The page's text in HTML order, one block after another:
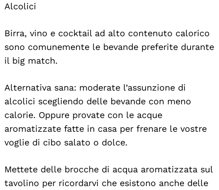
Alcolici
Birra, vino e cocktail ad alto contenuto calorico
sono comunemente le bevande preferite durante
il big match.
Alternativa sana: moderate l’assunzione di
alcolici scegliendo delle bevande con meno
calorie. Oppure provate con le acque
aromatizzate fatte in casa per frenare le vostre
voglie di cibo salato o dolce.
Mettete delle brocche di acqua aromatizzata sul
tavolino per ricordarvi che esistono anche delle